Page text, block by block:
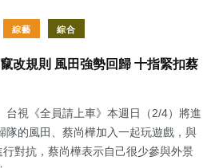
綜藝 綜合
改規則 風田強勢回歸 十指緊扣蔡
台視《全員請上車》本週日（2/4）將進
隊的風田、蔡尚樺加入一起玩遊戲，與
對抗，蔡尚樺表示自己很少參與外景